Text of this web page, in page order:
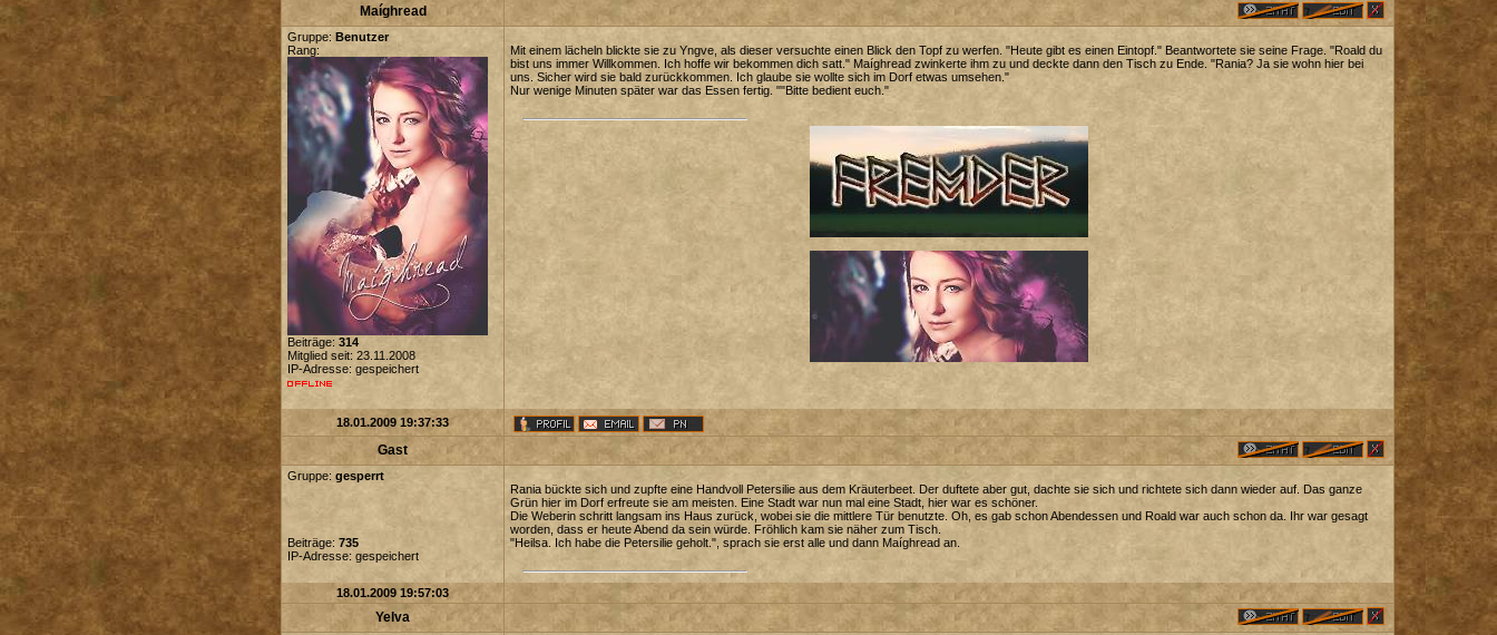
Maíghread
Gruppe: Benutzer
Rang:
Beiträge: 314
Mitglied seit: 23.11.2008
IP-Adresse: gespeichert
Mit einem lächeln blickte sie zu Yngve, als dieser versuchte einen Blick den Topf zu werfen. "Heute gibt es einen Eintopf." Beantwortete sie seine Frage. "Roald du
bist uns immer Willkommen. Ich hoffe wir bekommen dich satt." Maíghread zwinkerte ihm zu und deckte dann den Tisch zu Ende. "Rania? Ja sie wohn hier bei
uns. Sicher wird sie bald zurückkommen. Ich glaube sie wollte sich im Dorf etwas umsehen."
Nur wenige Minuten später war das Essen fertig. ""Bitte bedient euch."
18.01.2009 19:37:33
Gast
Gruppe: gesperrt
Beiträge: 735
IP-Adresse: gespeichert
Rania bückte sich und zupfte eine Handvoll Petersilie aus dem Kräuterbeet. Der duftete aber gut, dachte sie sich und richtete sich dann wieder auf. Das ganze
Grün hier im Dorf erfreute sie am meisten. Eine Stadt war nun mal eine Stadt, hier war es schöner.
Die Weberin schritt langsam ins Haus zurück, wobei sie die mittlere Tür benutzte. Oh, es gab schon Abendessen und Roald war auch schon da. Ihr war gesagt
worden, dass er heute Abend da sein würde. Fröhlich kam sie näher zum Tisch.
"Heilsa. Ich habe die Petersilie geholt.", sprach sie erst alle und dann Maíghread an.
18.01.2009 19:57:03
Yelva